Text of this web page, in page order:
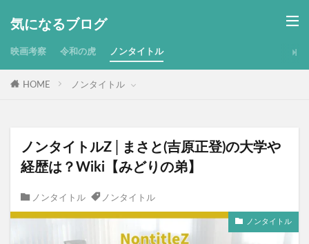
気になるブログ
映画考察 令和の虎 ノンタイトル
HOME ノンタイトル
ノンタイトルZ│まさと(吉原正登)の大学や
経歴は？Wiki【みどりの弟】
ノンタイトル ノンタイトル
ノンタイトル